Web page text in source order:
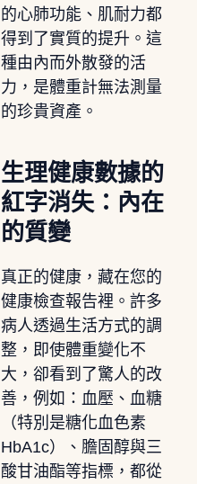
的心肺功能、肌耐力都
得到了實質的提升。這
種由內而外散發的活
力，是體重計無法測量
的珍貴資產。
生理健康數據的
紅字消失：內在
的質變
真正的健康，藏在您的
健康檢查報告裡。許多
病人透過生活方式的調
整，即使體重變化不
大，卻看到了驚人的改
善，例如：血壓、血糖
（特別是糖化血色素
HbA1c）、膽固醇與三
酸甘油酯等指標，都從